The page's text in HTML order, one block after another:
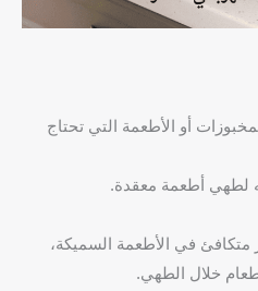
أو الأطعمة التي تحتاج
لطهي أطعمة معقدة.
في الأطعمة السميكة،
خلال الطهي.